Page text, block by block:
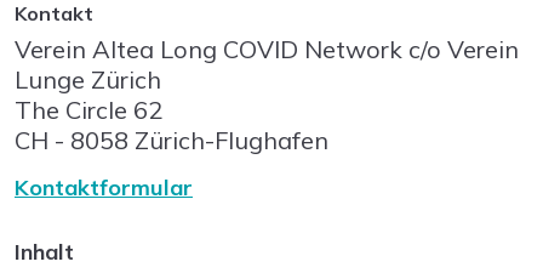
Kontakt
Verein Altea Long COVID Network c/o Verein
Lunge Zürich
The Circle 62
CH - 8058 Zürich-Flughafen
Kontaktformular
Inhalt